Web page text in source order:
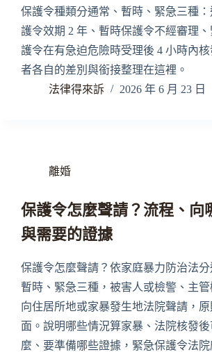
保護令種類分通常、暫時、緊急三種
護令效期 2 年、暫時保護令不經審理
護令在有急迫危險時受理後 4 小時內核
者各自的差別與銜接整理在這裡。
法律得來訴
2026 年 6 月 23 日
離婚
保護令怎麼聲請？流程、向
與需要的證據
保護令怎麼聲請？依家庭暴力防治法分
暫時、緊急三種，被害人或檢警、主
向住居所地或家暴發生地法院聲請，原
面。說明哪些情況算家暴、法院核發
麼、要準備哪些證據，緊急保護令法院